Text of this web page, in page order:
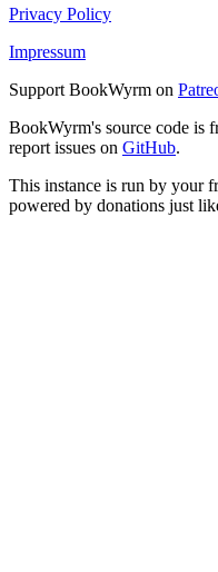
Privacy Policy
Impressum
Support BookWyrm on
BookWyrm's source code is
report issues on GitHub.
This instance is run by your
powered by donations just